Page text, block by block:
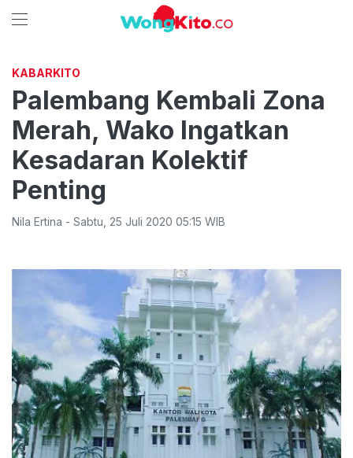
KABARKITO
Palembang Kembali Zona
Merah, Wako Ingatkan
Kesadaran Kolektif
Penting
Nila Ertina - Sabtu 25 Juli 2020 05:15 WIB